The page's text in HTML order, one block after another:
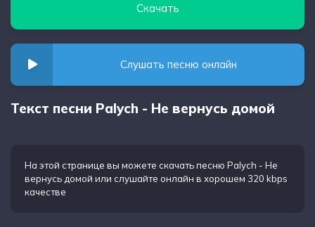
Скачать
Слушать песню онлайн
Текст песни Palych - Не вернусь домой
На этой странице вы можете скачать песню Palych - Не
вернусь домой или слушайте онлайн в хорошем 320 kbps
качестве